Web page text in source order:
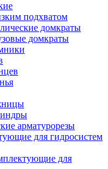
подхватом
домкраты
домкраты
арматурорезы
для гидросистем
для